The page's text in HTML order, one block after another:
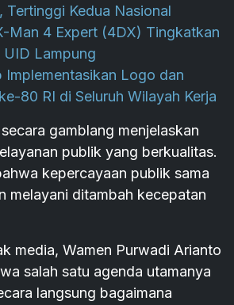
Tertinggi Kedua Nasional
Man 4 Expert (4DX) Tingkatkan
UID Lampung
Implementasikan Logo dan
80 RI di Seluruh Wilayah Kerja
gamblang menjelaskan
publik yang berkualitas.
kepercayaan publik sama
melayani ditambah kecepatan
media, Wamen Purwadi Arianto
salah satu agenda utamanya
langsung bagaimana